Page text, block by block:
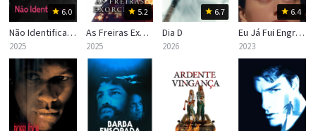
6.0
Não Identificada
2025
5.2
As Freiras Exorcistas
2025
6.7
Dia D
2026
6.4
Eu Já Fui Engraçada
2023